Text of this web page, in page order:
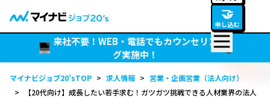
🤝
申し込む
来社不要！WEB・電話でもカウンセリン
グ実施中！
マイナビジョブ20’sTOP > 求人情報 > 営業・企画営業（法人向け）
>
【20代向け】成長したい若手求む！ガツガツ挑戦できる人材業界の法人